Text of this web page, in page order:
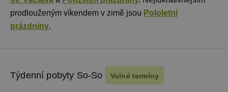
prodlouženým víkendem v zimě jsou Pololetní
prázdniny.
Týdenní pobyty So-So Volné termíny